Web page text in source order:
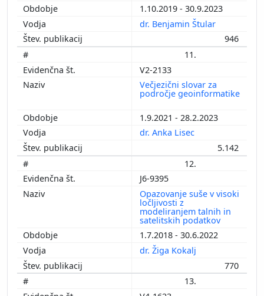
1.10.2019 - 30.9.2023
dr. Benjamin Štular
946
11.
V2-2133
Večjezični slovar za
področje geoinformatike
1.9.2021 - 28.2.2023
dr. Anka Lisec
5.142
12.
J6-9395
Opazovanje suše v visoki
ločljivosti z
modeliranjem talnih in
satelitskih podatkov
1.7.2018 - 30.6.2022
dr. Žiga Kokalj
770
13.